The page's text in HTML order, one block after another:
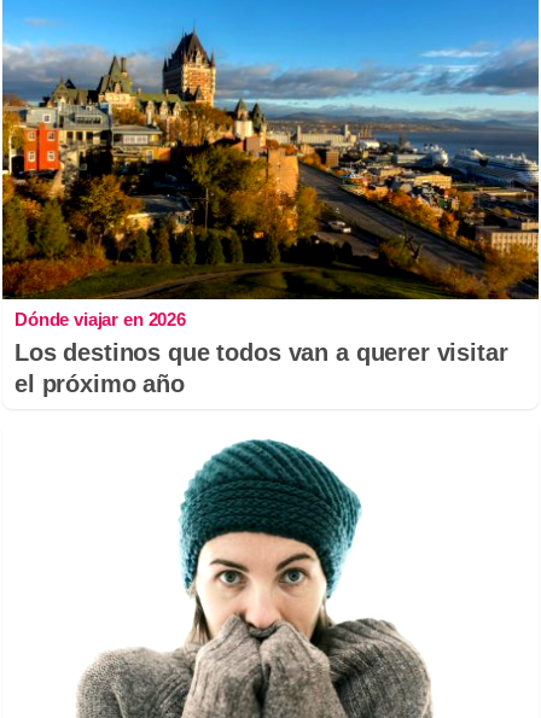
Dónde viajar en 2026
Los destinos que todos van a querer visitar
el próximo año